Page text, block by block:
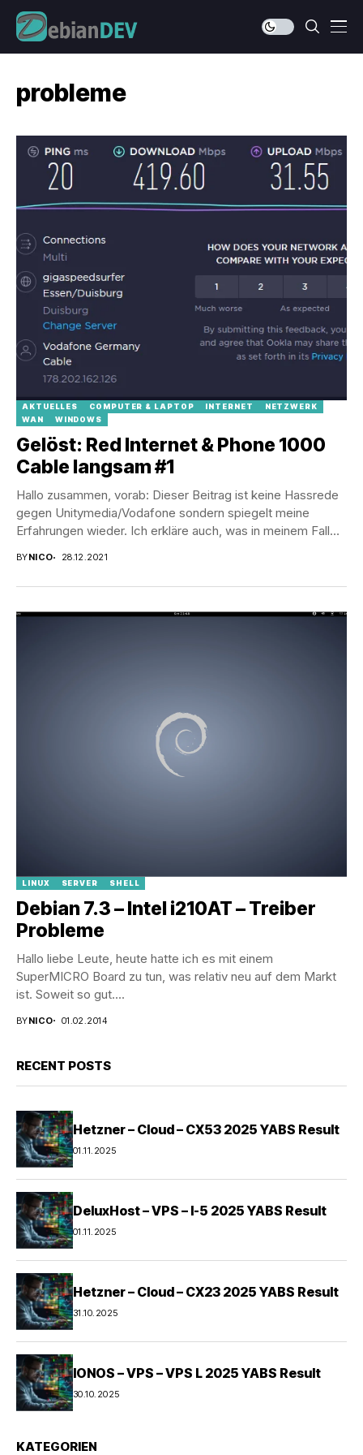
probleme
AKTUELLES COMPUTER & LAPTOP INTERNET
NETZWERK
WAN
WINDOWS
Gelöst: Red Internet & Phone 1000
Cable langsam #1
Hallo zusammen, vorab: Dieser Beitrag ist keine Hassrede
gegen Unitymedia/Vodafone sondern spiegelt meine
Erfahrungen wieder. Ich erkläre auch, was in meinem Fall
BYNICO 28.12.2021
LINUX SERVER SHELL
Debian 7.3 – Intel i210AT – Treiber
Probleme
Hallo liebe Leute, heute hatte ich es mit einem
SuperMICRO Board zu tun, was relativ neu auf dem Markt
ist. Soweit so gut....
BYNICO 01.02.2014
RECENT POSTS
Hetzner – Cloud – CX53 2025 YABS Result
01.11.2025
DeluxHost – VPS – I-5 2025 YABS Result
01.11.2025
Hetzner – Cloud – CX23 2025 YABS Result
31.10.2025
IONOS – VPS – VPS L 2025 YABS Result
30.10.2025
KATEGORIEN